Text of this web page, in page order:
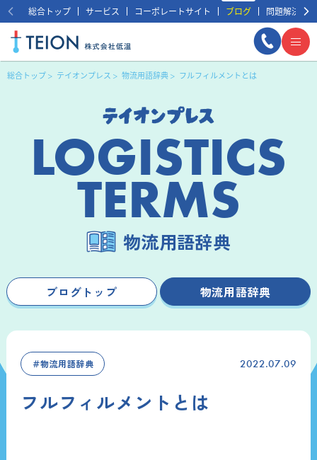
総合トップ サービス コーポレートサイト ブログ 問題解決事例
総合トップ テイオンプレス 物流用語辞典 フルフィルメントとは
LOGISTICS
TERMS
物流用語辞典
ブログトップ 物流用語辞典
＃物流用語辞典 2022.07.09
フルフィルメントとは